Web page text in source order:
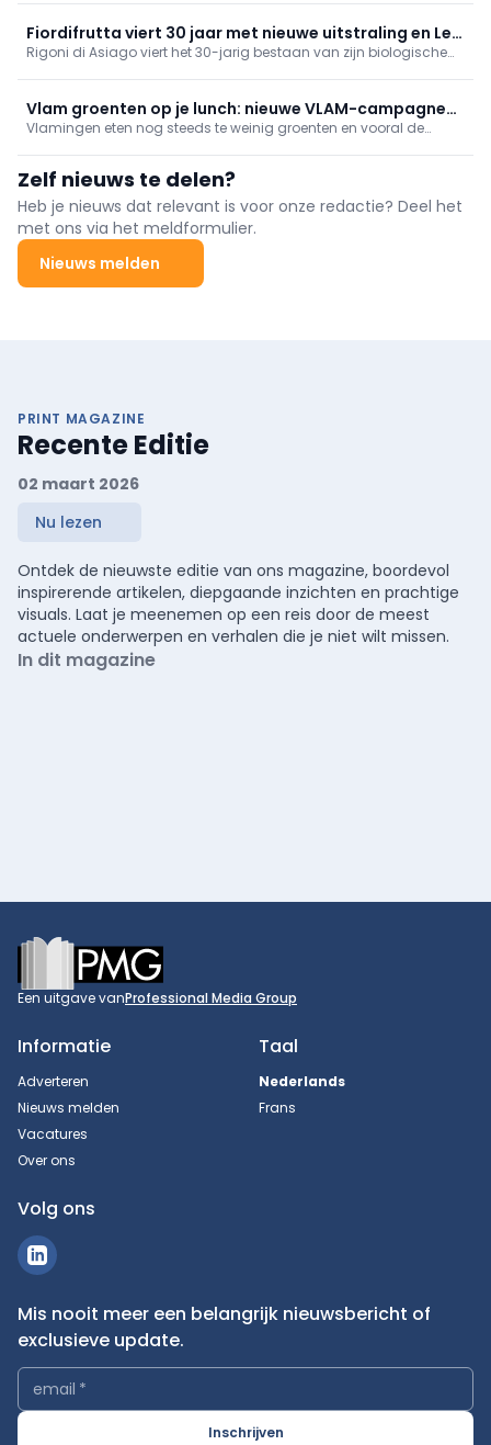
vakmanschap.
Fiordifrutta viert 30 jaar met nieuwe uitstraling en Le
Specialità
Rigoni di Asiago viert het 30-jarig bestaan van zijn biologische
Vlam groenten op je lunch: nieuwe VLAM-campagne
van start
Vlamingen eten nog steeds te weinig groenten en vooral de
14/9–8/11/2026) vooral 18-34-jarigen om hun middagmaaltijd
groenterijk te maken.
Zelf nieuws te delen?
Heb je nieuws dat relevant is voor onze redactie? Deel het
met ons via het meldformulier.
Nieuws melden
PRINT MAGAZINE
Recente Editie
02 maart 2026
Nu lezen
Ontdek de nieuwste editie van ons magazine, boordevol
inspirerende artikelen, diepgaande inzichten en prachtige
visuals. Laat je meenemen op een reis door de meest
actuele onderwerpen en verhalen die je niet wilt missen.
In dit magazine
Footer
Een uitgave vanProfessional Media Group
Informatie
Adverteren
Nieuws melden
Vacatures
Over ons
Taal
Nederlands
Frans
Volg ons
Mis nooit meer een belangrijk nieuwsbericht of
exclusieve update.
email *
Inschrijven